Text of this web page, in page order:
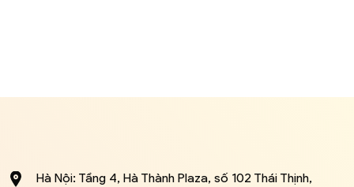
Hà Nội: Tầng 4, Hà Thành Plaza, số 102 Thái Thịnh,